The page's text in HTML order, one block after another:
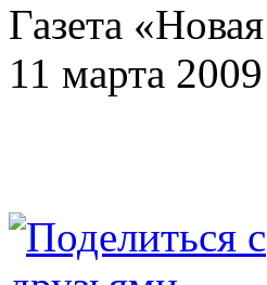
Газета
11 марта